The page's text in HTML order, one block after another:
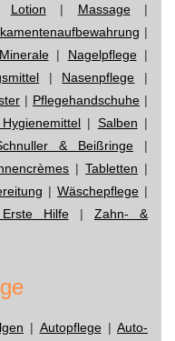
Lotion | Massage|
|
Minerale| Nagelpflege|
| Nasenpflege |
| Pflegehandschuhe |
| Salben |
& Beißringe|
|Tabletten |
| Wäschepflege |
Hilfe| Zahn- &
| Autopflege| Auto-